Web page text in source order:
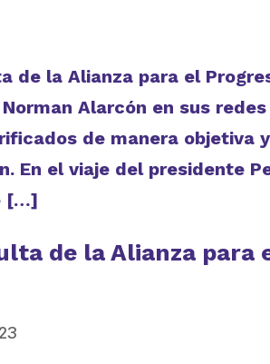
de la Alianza para el
Norman Alarcón en sus
de manera objetiva
En el viaje del presidente
[…]
de la Alianza para